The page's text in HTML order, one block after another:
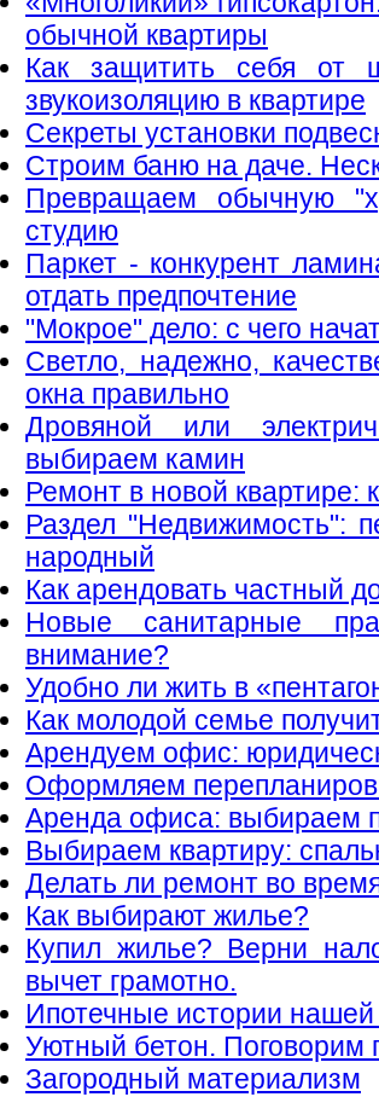
обычной квартиры
Как защитить себя от
звукоизоляцию в квартире
Секреты установки
Строим баню на даче.
Превращаем обычную
студию
Паркет - конкурент
отдать предпочтение
"Мокрое" дело: с чего
Светло, надежно,
окна правильно
Дровяной или
выбираем камин
Ремонт в новой квартире:
Раздел "Недвижимость":
народный
Как арендовать частный
Новые санитарные
внимание?
Удобно ли жить в
Как молодой семье
Арендуем офис:
Оформляем
Аренда офиса: выбираем
Выбираем квартиру:
Делать ли ремонт во
Как выбирают жилье?
Купил жилье? Верни
вычет грамотно.
Ипотечные истории нашей
Уютный бетон. Поговорим
Загородный материализм